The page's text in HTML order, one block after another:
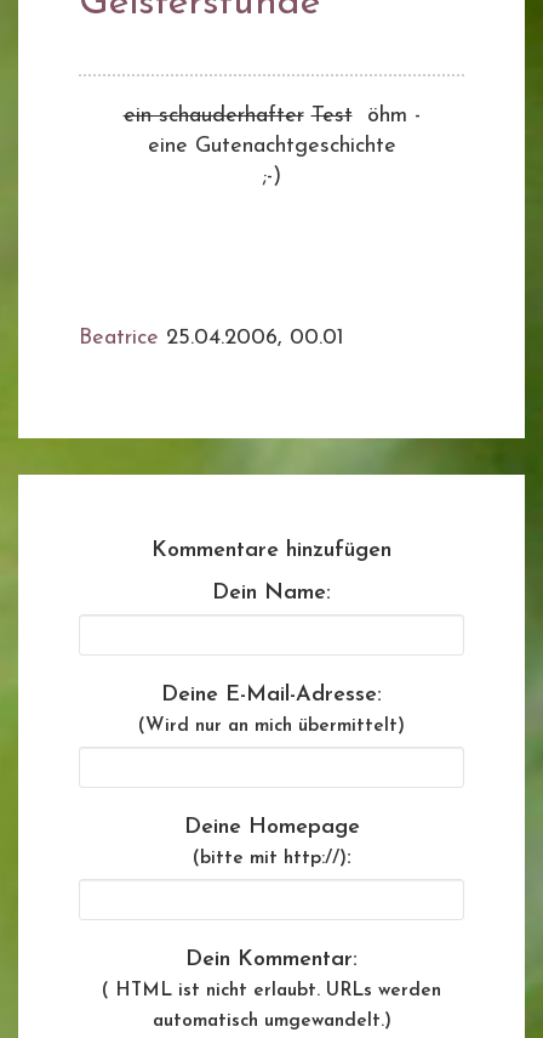
ein schauderhafter Testöhm -
eine Gutenachtgeschichte
;-)
Beatrice 25.04.2006, 00.01
Kommentare hinzufügen
Dein Name:
Deine E-Mail-Adresse:
(Wird nur an mich übermittelt)
Deine Homepage
(bitte mit http://):
Dein Kommentar:
( HTML ist nicht erlaubt. URLs werden
automatisch umgewandelt.)